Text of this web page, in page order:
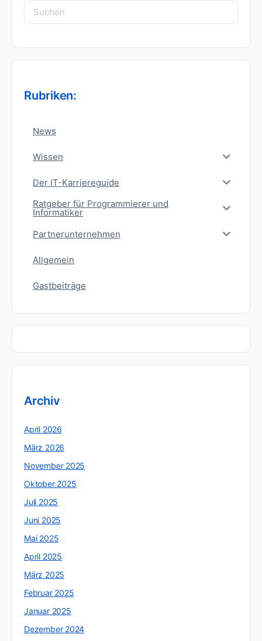
Suchen
nach:
Rubriken:
News
Wissen
Der IT-Karriereguide
Ratgeber für Programmierer und
Informatiker
Partnerunternehmen
Allgemein
Gastbeiträge
Archiv
April 2026
März 2026
November 2025
Oktober 2025
Juli 2025
Juni 2025
Mai 2025
April 2025
März 2025
Februar 2025
Januar 2025
Dezember 2024